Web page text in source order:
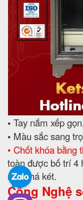
• Tay nắm xếp
• Màu sắc sang
• Chốt khóa bằng
toàn được bố trí 4
nạy phá két.
Công Nghệ